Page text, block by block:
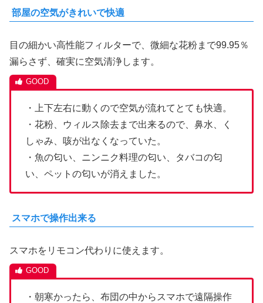
部屋の空気がきれいで快適
目の細かい高性能フィルターで、微細な花粉まで99.95％
漏らさず、確実に空気清浄します。
・上下左右に動くので空気が流れてとても快適。
・花粉、ウィルス除去まで出来るので、鼻水、く
しゃみ、咳が出なくなっていた。
・魚の匂い、ニンニク料理の匂い、タバコの匂
い、ペットの匂いが消えました。
スマホで操作出来る
スマホをリモコン代わりに使えます。
・朝寒かったら、布団の中からスマホで遠隔操作